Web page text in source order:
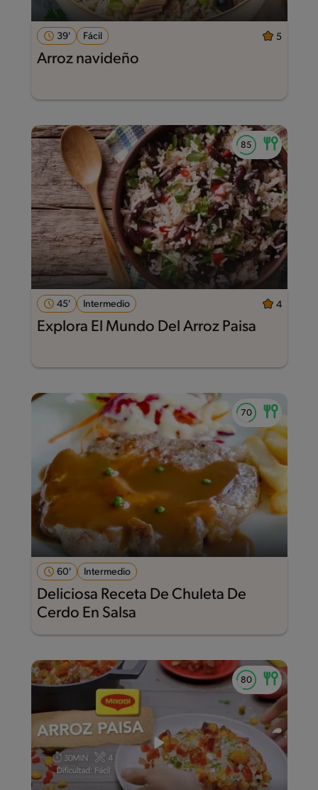
39' Fácil 5
Arroz navideño
45' Intermedio 4
Explora El Mundo Del Arroz Paisa
60' Intermedio
Deliciosa Receta De Chuleta De
Cerdo En Salsa